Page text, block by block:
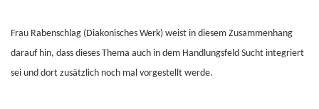
Frau Rabenschlag (Diakonisches Werk) weist in diesem Zusammenhang
darauf hin, dass dieses Thema auch in dem Handlungsfeld Sucht integriert
sei und dort zusätzlich noch mal vorgestellt werde.